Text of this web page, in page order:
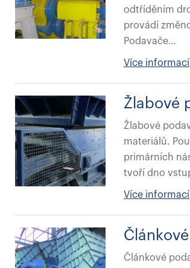
odtříděním
provádí
Podavače…
Více informací
Žlabové
Žlabové
materiálů.
primárních
tvoří dno
Více informací
Článkové